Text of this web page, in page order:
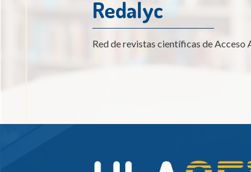
Redalyc
Red de revistas científicas de Acceso